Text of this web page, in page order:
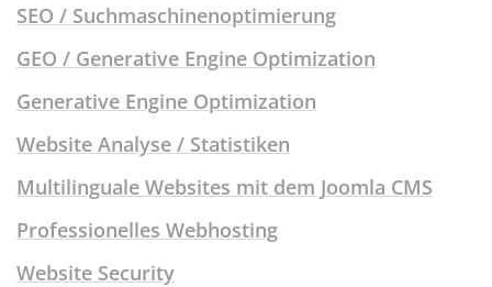
SEO / Suchmaschinenoptimierung
GEO / Generative Engine Optimization
Generative Engine Optimization
Website Analyse / Statistiken
Multilinguale Websites mit dem Joomla CMS
Professionelles Webhosting
Website Security